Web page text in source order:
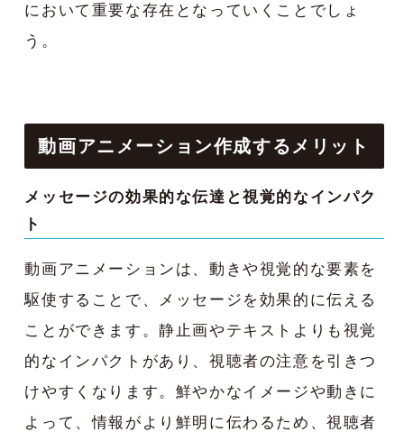
において重要な存在となっていくことでしょ
う。
動画アニメーション作成するメリット
メッセージの効果的な伝達と視覚的なインパク
ト
動画アニメーションは、動きや視覚的な要素を
駆使することで、メッセージを効果的に伝える
ことができます。静止画やテキストよりも視覚
的なインパクトがあり、視聴者の注意を引きつ
けやすくなります。鮮やかなイメージや動きに
よって、情報がより鮮明に伝わるため、視聴者